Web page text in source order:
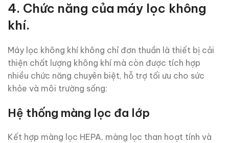
4. Chức năng của máy lọc không
khí.
Máy lọc không khí không chỉ đơn thuần là thiết bị cải
thiện chất lượng không khí mà còn được tích hợp
nhiều chức năng chuyên biệt, hỗ trợ tối ưu cho sức
khỏe và môi trường sống:
Hệ thống màng lọc đa lớp
Kết hợp màng lọc HEPA, màng lọc than hoạt tính và